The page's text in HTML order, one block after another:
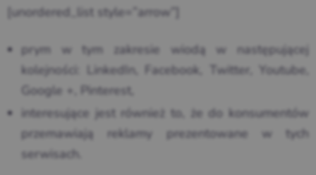
[unordered_list style=”arrow”]
prym w tym zakresie wiodą w następującej
kolejności: LinkedIn, Facebook, Twitter, Youtube,
Google +, Pinterest,
interesujące jest również to, że do konsumentów
przemawiają reklamy prezentowane w tych
serwisach.